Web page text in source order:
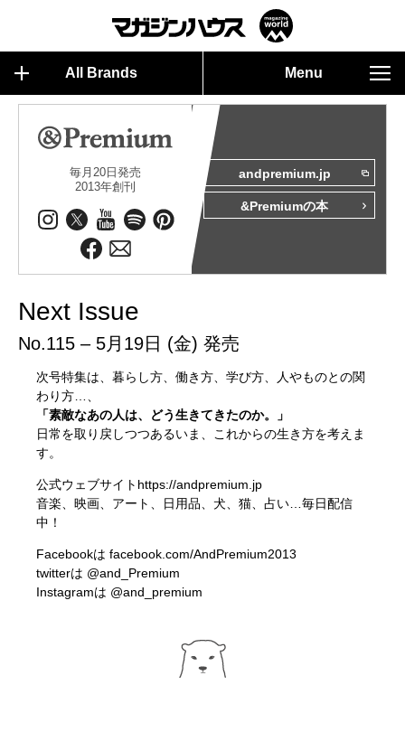
All Brands Menu
毎月20日発売
2013年創刊
andpremium.jp
&Premiumの本
Next Issue
No.115 – 5月19日 (金) 発売
次号特集は、暮らし方、働き方、学び方、人やものとの関
わり方…、
「素敵なあの人は、どう生きてきたのか。」
日常を取り戻しつつあるいま、これからの生き方を考えま
す。
公式ウェブサイト https://andpremium.jp
音楽、映画、アート、日用品、犬、猫、占い…毎日配信
中！
Facebookはfacebook.com/AndPremium2013
twitterは @and_Premium
Instagramは @and_premium